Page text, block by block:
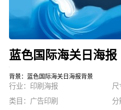
蓝色国际海关日海报
背景：蓝色国际海关日海报背景
行业：印刷海报
类目：广告印刷